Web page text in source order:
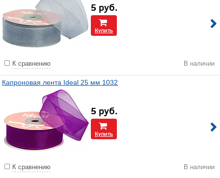
5 руб.
Купить
К сравнению В наличии
Капроновая лента Ideal 25 мм 1032
5 руб.
Купить
К сравнению В наличии